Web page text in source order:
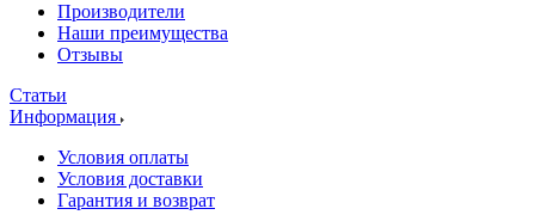
Производители
Наши преимущества
Отзывы
Статьи
Информация
Условия оплаты
Условия доставки
Гарантия и возврат